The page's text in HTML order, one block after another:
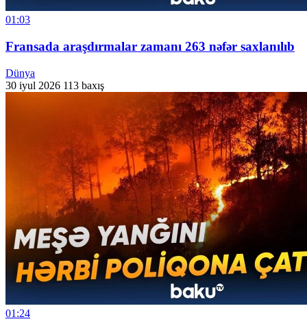
01:03
Fransada araşdırmalar zamanı 263 nəfər saxlanılıb
Dünya
30 iyul 2026 113 baxış
01:24